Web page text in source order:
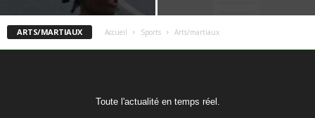
ARTS/MARTIAUX Accueil Sports Arts/martiaux
Toute l'actualité en temps réel.